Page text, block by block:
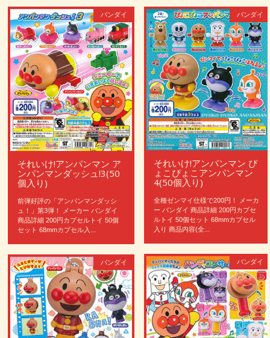
バンダイ
それいけ!アンパンマン ア
ンパンマンダッシュ!3(50
個入り)
前弾好評の「アンパンマンダッシ
ュ！」第3弾！ メーカー バンダイ
商品詳細 200円カプセルトイ 50個
セット 68mmカプセル入...
バンダイ
それいけ!アンパンマン ぴ
ょこぴょこアンパンマン
4(50個入り)
全種ゼンマイ仕様で200円！ メーカ
ー バンダイ 商品詳細 200円カプセ
ルトイ 50個セット 68mmカプセル
入り 商品内容(全...
バンダイ
バンダイ